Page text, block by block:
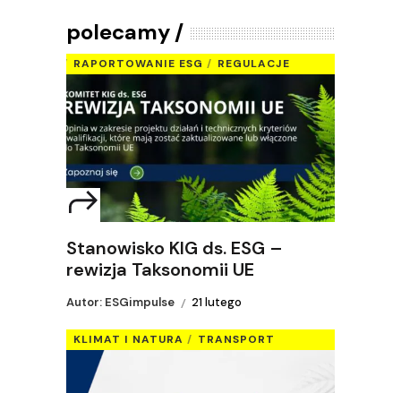
polecamy
RAPORTOWANIE ESG REGULACJE
Stanowisko KIG ds. ESG –
rewizja Taksonomii UE
Autor: ESGimpulse 21 lutego
KLIMAT I NATURA TRANSPORT